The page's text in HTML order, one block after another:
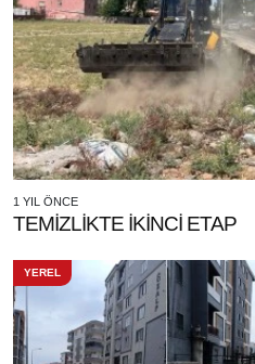
1 YIL ÖNCE
TEMİZLİKTE İKİNCİ ETAP
YEREL